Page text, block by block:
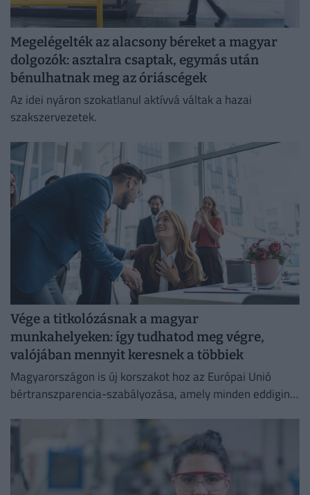
Megelégelték az alacsony béreket a magyar
dolgozók: asztalra csaptak, egymás után
bénulhatnak meg az óriáscégek
Az idei nyáron szokatlanul aktívvá váltak a hazai
szakszervezetek.
Vége a titkolózásnak a magyar
munkahelyeken: így tudhatod meg végre,
valójában mennyit keresnek a többiek
Magyarországon is új korszakot hoz az Európai Unió
bértranszparencia-szabályozása, amely minden eddiginél